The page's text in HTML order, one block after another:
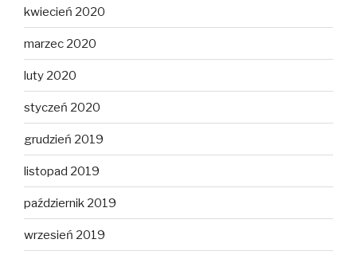
kwiecień 2020
marzec 2020
luty 2020
styczeń 2020
grudzień 2019
listopad 2019
październik 2019
wrzesień 2019